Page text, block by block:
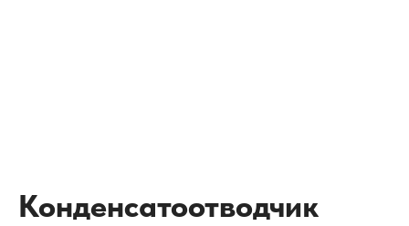
Конденсатоотводчик